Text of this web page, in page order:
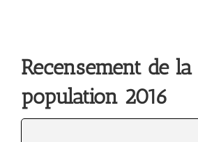
Recensement de la
population 2016